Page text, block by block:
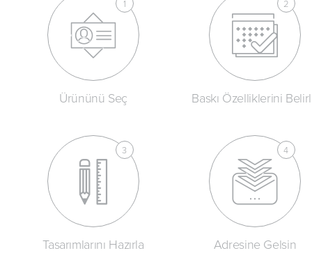
Ürününü Seç Baskı Özelliklerini
Tasarımlarını Hazırla Adresine Gelsin